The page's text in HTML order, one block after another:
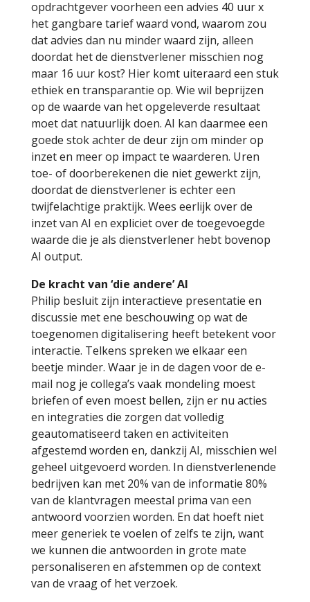
opdrachtgever voorheen een advies 40 uur x
het gangbare tarief waard vond, waarom zou
dat advies dan nu minder waard zijn, alleen
doordat het de dienstverlener misschien nog
maar 16 uur kost? Hier komt uiteraard een stuk
ethiek en transparantie op. Wie wil beprijzen
op de waarde van het opgeleverde resultaat
moet dat natuurlijk doen. AI kan daarmee een
goede stok achter de deur zijn om minder op
inzet en meer op impact te waarderen. Uren
toe- of doorberekenen die niet gewerkt zijn,
doordat de dienstverlener is echter een
twijfelachtige praktijk. Wees eerlijk over de
inzet van AI en expliciet over de toegevoegde
waarde die je als dienstverlener hebt bovenop
AI output.
De kracht van ‘die andere’ AI
Philip besluit zijn interactieve presentatie en
discussie met ene beschouwing op wat de
toegenomen digitalisering heeft betekent voor
interactie. Telkens spreken we elkaar een
beetje minder. Waar je in de dagen voor de e-
mail nog je collega’s vaak mondeling moest
briefen of even moest bellen, zijn er nu acties
en integraties die zorgen dat volledig
geautomatiseerd taken en activiteiten
afgestemd worden en, dankzij AI, misschien wel
geheel uitgevoerd worden. In dienstverlenende
bedrijven kan met 20% van de informatie 80%
van de klantvragen meestal prima van een
antwoord voorzien worden. En dat hoeft niet
meer generiek te voelen of zelfs te zijn, want
we kunnen die antwoorden in grote mate
personaliseren en afstemmen op de context
van de vraag of het verzoek.